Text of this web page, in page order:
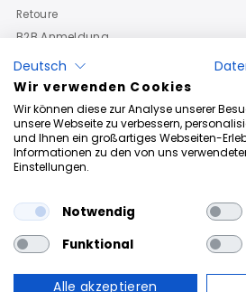
Retoure
B2B Anmeldung
Deutsch
Wir verwenden Cookies
Wir können diese zur Analyse unserer
unsere Webseite zu verbessern,
und Ihnen ein großartiges Webseiten-
Informationen zu den von uns
Einstellungen.
Notwendig
Funktional
Alle akzeptieren